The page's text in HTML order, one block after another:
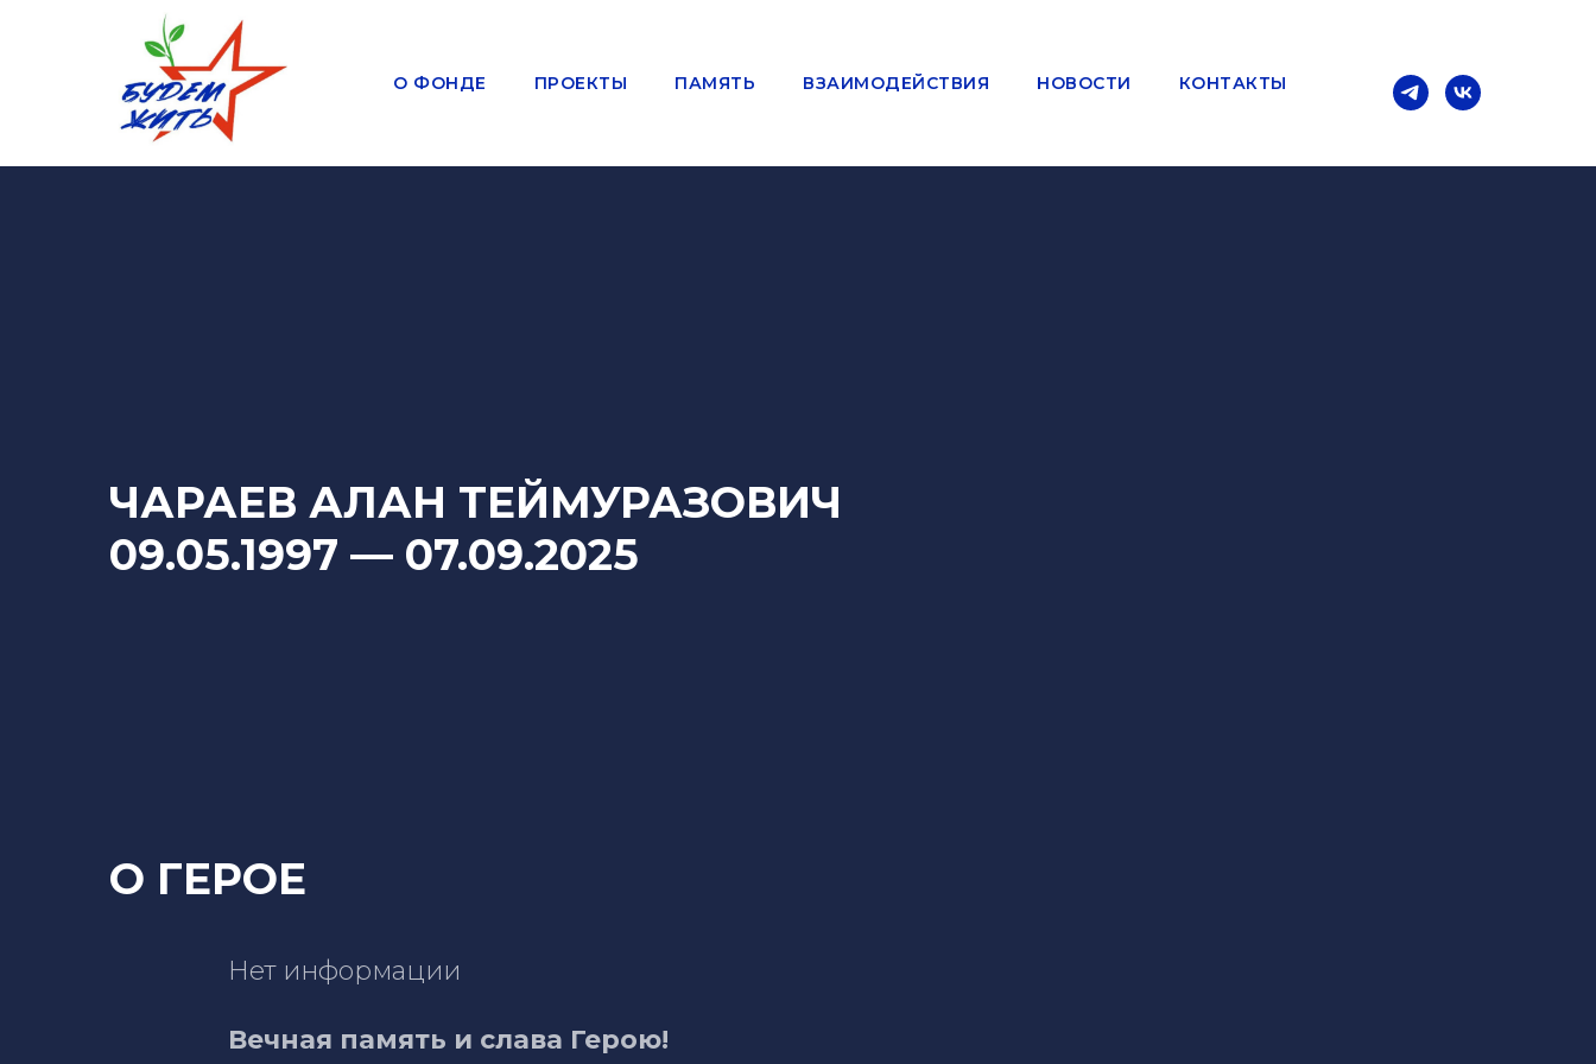
О ФОНДЕ ПРОЕКТЫ ПАМЯТЬ ВЗАИМОДЕЙСТВИЯ НОВОСТИ КОНТАКТЫ
ЧАРАЕВ АЛАН ТЕЙМУРАЗОВИЧ
09.05.1997 — 07.09.2025
О ГЕРОЕ
Нет информации
Вечная память и слава Герою!